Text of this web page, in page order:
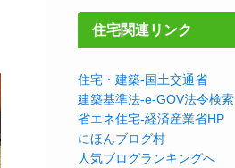
住宅関連リンク
住宅・建築-国土交通省
建築基準法-e-GOV法令検索
省エネ住宅-経済産業省HP
にほんブログ村
人気ブログランキングへ